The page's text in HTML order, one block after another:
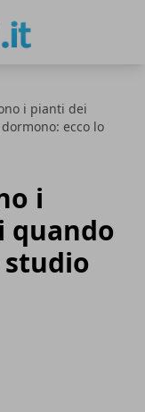
i pianti dei
ecco lo
i
quando
studio